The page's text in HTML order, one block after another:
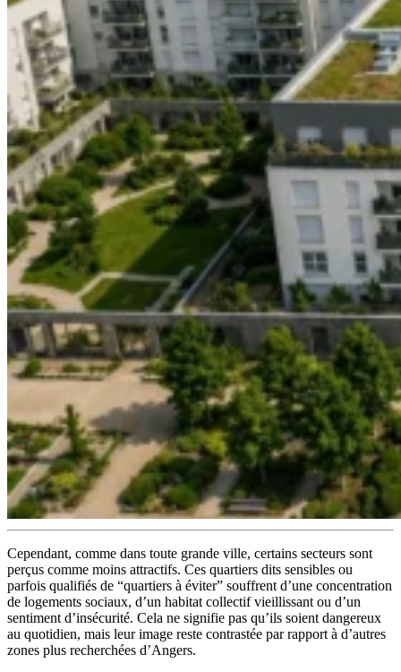
Cependant, comme dans toute grande ville, certains secteurs sont
perçus comme moins attractifs. Ces quartiers dits sensibles ou
parfois qualifiés de “quartiers à éviter” souffrent d’une concentration
de logements sociaux, d’un habitat collectif vieillissant ou d’un
sentiment d’insécurité. Cela ne signifie pas qu’ils soient dangereux
au quotidien, mais leur image reste contrastée par rapport à d’autres
zones plus recherchées d’Angers.